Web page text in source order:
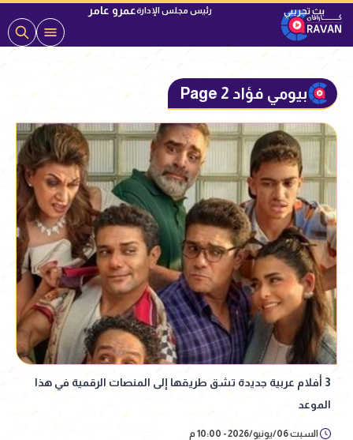
رئيس مجلس الإدارةعمرو عامر
بيومي فؤاد Page 2
3 أفلام عربية جديدة تشق طريقها إلى المنصات الرقمية في هذا
الموعد
السبت 06/يونيو/2026 - 10:00 م